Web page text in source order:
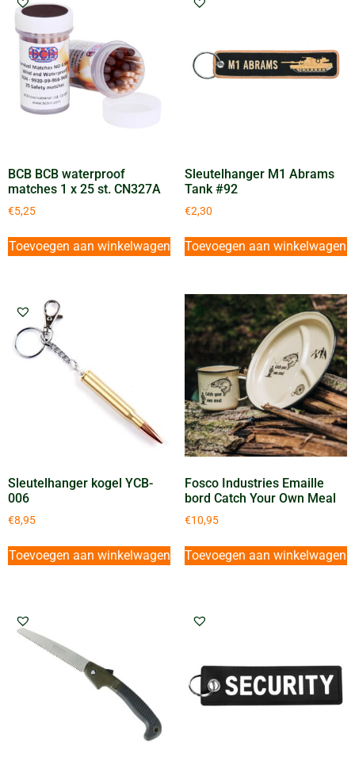
BCB BCB waterproof
matches 1 x 25 st. CN327A
€5,25
Toevoegen aan winkelwagen
Sleutelhanger M1 Abrams
Tank #92
€2,30
Toevoegen aan winkelwagen
Sleutelhanger kogel YCB-
006
€8,95
Toevoegen aan winkelwagen
Fosco Industries Emaille
bord Catch Your Own Meal
€10,95
Toevoegen aan winkelwagen